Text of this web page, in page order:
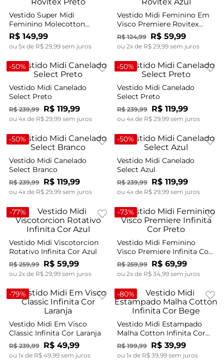
Vestido Super Midi
Feminino Molecotton
Rovitex Preto
R$ 149,99
ou 5x de R$ 29, 99sem juros
Vestido Midi Feminino Em
Visco Premiere Rovitex
Azul
R$ 124,99 R$ 59,99
ou 2x de R$ 29, 99sem juros
-50%
Vestido Midi Canelado
Select Preto
R$ 239,99 R$ 119,99
ou 4x de R$ 29,99sem juros
-50%
Vestido Midi Canelado
Select Preto
R$ 239,99 R$ 119,99
ou 4x de R$ 29,99sem juros
-50%
Vestido Midi Canelado
Select Branco
R$ 239,99 R$ 119,99
ou 4x de R$ 29, 99sem juros
-50%
Vestido Midi Canelado
Select Azul
R$ 239,99 R$ 119,99
ou 4x de R$ 29, 99sem juros
-77%
Vestido Midi Viscotorcion
Rotativo Infinita Cor Azul
R$ 259,99 R$ 59,99
ou 2x de R$ 29, 99sem juros
-73%
Vestido Midi Feminino
Visco Premiere Infinita Cor
Preto
R$ 259,99 R$ 69,99
ou 2x de R$ 34, 99sem juros
-79%
Vestido Midi Em Visco
Classic Infinita Cor Laranja
R$ 239,99 R$ 49,99
ou 1x de R$ 49,99sem juros
-80%
Vestido Midi Estampado
Malha Cotton Infinita Cor
Bege
R$ 199,99 R$ 39,99
ou 1x de R$ 39,99sem juros